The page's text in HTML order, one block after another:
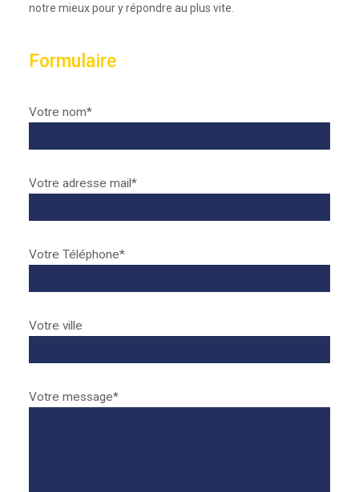
notre mieux pour y répondre au plus vite.
Formulaire
Votre nom*
Votre adresse mail*
Votre Téléphone*
Votre ville
Votre message*